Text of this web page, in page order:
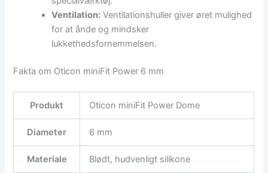
Ventilation: Ventilationshuller giver øret mulighed
for at ånde og mindsker
lukkethedsfornemmelsen.
Fakta om Oticon miniFit Power 6 mm
Produkt Oticon miniFit Power Dome
Diameter 6 mm
Materiale Blødt, hudvenligt silikone